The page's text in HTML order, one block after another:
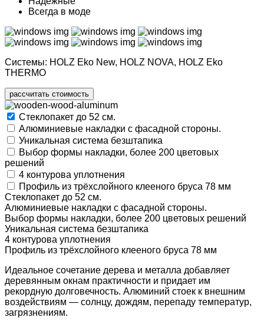
Всегда в моде
Системы: HOLZ Eko New, HOLZ NOVA, HOLZ Eko
THERMO
рассчитать стоимость
Стеклопакет до 52 см.
Алюминиевые накладки с фасадной стороны.
Уникальная система безштапика
Выбор формы накладки, более 200 цветовых
решений
4 контурова уплотнения
Профиль из трёхслойного клееного бруса 78 мм
Стеклопакет до 52 см.
Алюминиевые накладки с фасадной стороны.
Выбор формы накладки, более 200 цветовых решений
Уникальная система безштапика
4 контурова уплотнения
Профиль из трёхслойного клееного бруса 78 мм
Идеальное сочетание дерева и металла добавляет
деревянным окнам практичности и придает им
рекордную долговечность. Алюминий стоек к внешним
воздействиям — солнцу, дождям, перепаду температур,
загрязнениям.